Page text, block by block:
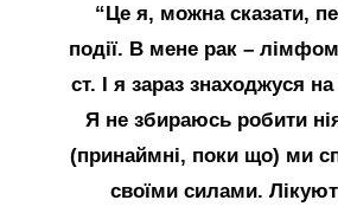
“Це я, можна сказати,
події. В мене рак –
ст. І я зараз знаходжуся на
Я не збираюсь робити
(принаймні, поки що) ми
своїми силами.